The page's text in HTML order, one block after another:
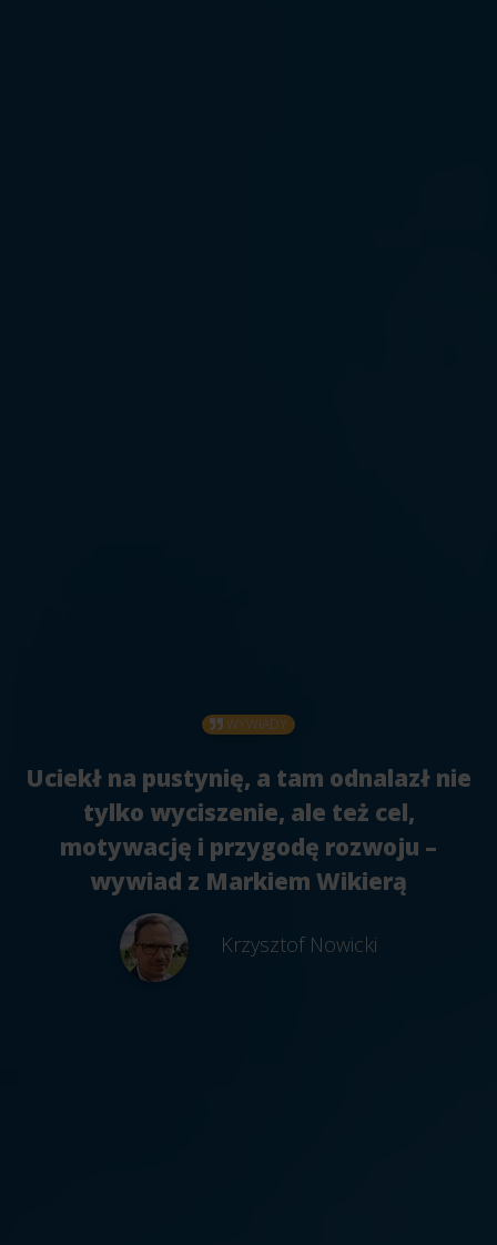
WYWIADY
Uciekł na pustynię, a tam odnalazł nie
tylko wyciszenie, ale też cel,
motywację i przygodę rozwoju –
wywiad z Markiem Wikierą
Krzysztof Nowicki